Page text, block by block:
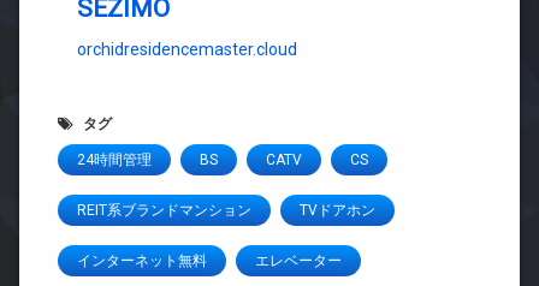
SEZIMO
orchidresidencemaster.cloud
タグ
24時間管理 BS CATV CS
REIT系ブランドマンション TVドアホン
インターネット無料 エレベーター